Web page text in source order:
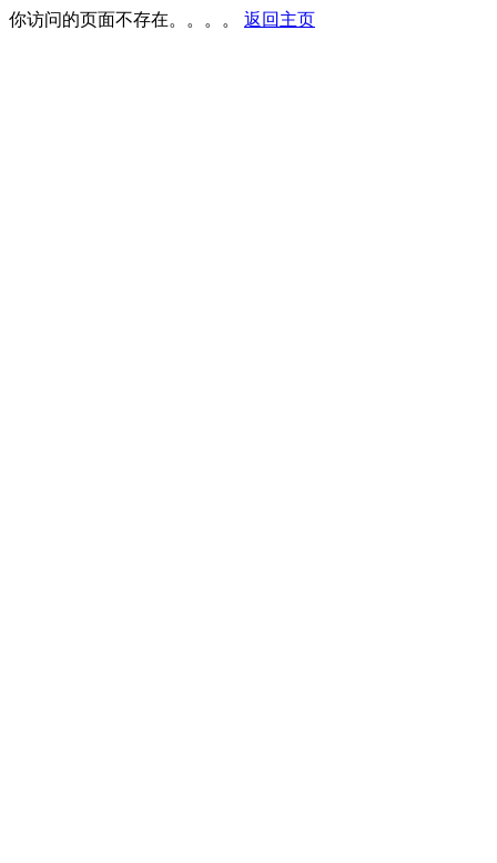
你访问的页面不存在。。。。 返回主页